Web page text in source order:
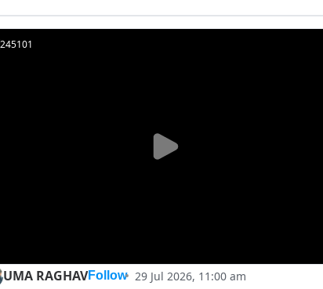
की जाएगी।
245101
UMA RAGHAVFollow 29 Jul 2026, 11:00 am